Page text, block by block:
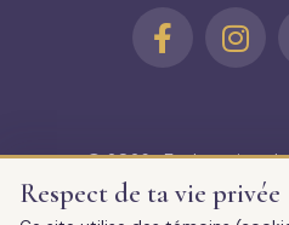
© 2026 · Exploratrice
Soins énergétiques à distance
Spirituelles –
Respect de ta vie privée